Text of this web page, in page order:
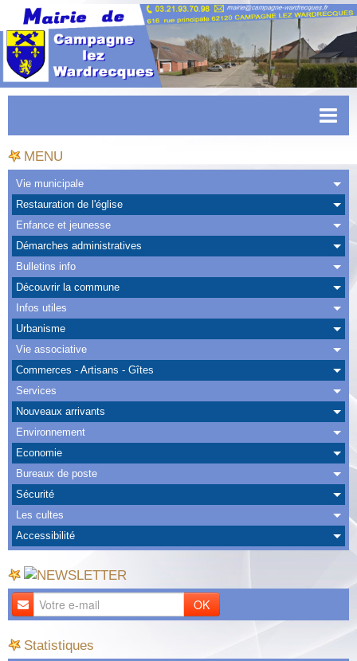
Accueil
Actualités
Facebook
CAPSO
Urbanisme
Transports
Agenda
Albums
Nous Contacter
MENU
Vie municipale
Restauration de l'église
Enfance et jeunesse
Démarches administratives
Bulletins info
Découvrir la commune
Infos utiles
Urbanisme
Vie associative
Commerces - Artisans - Gîtes
Services
Nouveaux arrivants
Environnement
Economie
Bureaux de poste
Sécurité
Les cultes
Accessibilité
OK
Statistiques